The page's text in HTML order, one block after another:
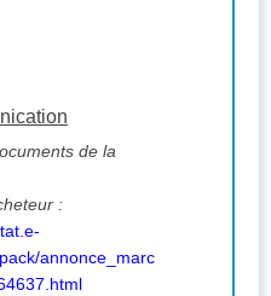
de la
:
annonce_marc